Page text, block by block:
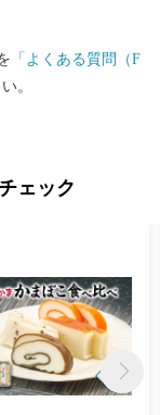
「よくある質問（F
。
ェック